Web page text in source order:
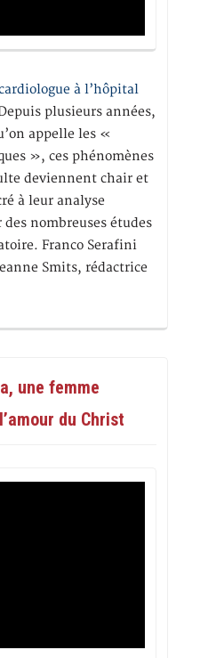
à l’hôpital
plusieurs années,
appelle les «
», ces phénomènes
deviennent chair et
à leur analyse
nombreuses études
Franco Serafini
Smits, rédactrice
une femme
du Christ